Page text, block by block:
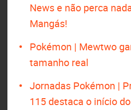
News e não perca
Mangás!
Pokémon | Mewtwo
tamanho real
Jornadas Pokémon |
115 destaca o início